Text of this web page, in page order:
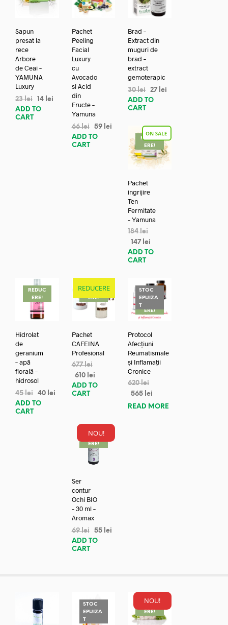
Sapun
presat la
rece
Arbore
de Ceai –
YAMUNA
Luxury
23lei 14 lei
ADD TO
CART
Pachet
Peeling
Facial
Luxury
cu
Avocado
si Acid
din
Fructe –
Yamuna
66lei 59 lei
ADD TO
CART
Brad –
Extract din
muguri de
brad –
extract
gemoterapic
30lei 27 lei
ADD TO
CART
REDUC
ERE!
Pachet
ingrijire
Ten
Fermitate
– Yamuna
184lei
147 lei
ADD TO
CART
REDUC
ERE!
Hidrolat
de
geranium
– apă
florală –
hidrosol
45lei 40 lei
ADD TO
CART
REDUCERE
REDUC
ERE!
Pachet
CAFEINA
Profesional
677lei
610 lei
ADD TO
CART
STOC
EPUIZA
TREDUC
ERE!
Protocol
Afecțiuni
Reumatismale
și Inflamații
Cronice
620lei
565 lei
READ MORE
NOU!
REDUC
ERE!
Ser
contur
Ochi BIO
– 30 ml –
Aromax
69lei 55 lei
ADD TO
CART
STOC
EPUIZA
T
NOU!
REDUC
ERE!